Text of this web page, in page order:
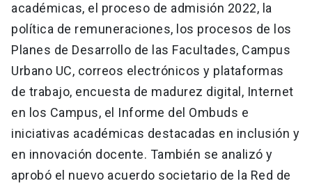
académicas, el proceso de admisión 2022, la
política de remuneraciones, los procesos de los
Planes de Desarrollo de las Facultades, Campus
Urbano UC, correos electrónicos y plataformas
de trabajo, encuesta de madurez digital, Internet
en los Campus, el Informe del Ombuds e
iniciativas académicas destacadas en inclusión y
en innovación docente. También se analizó y
aprobó el nuevo acuerdo societario de la Red de